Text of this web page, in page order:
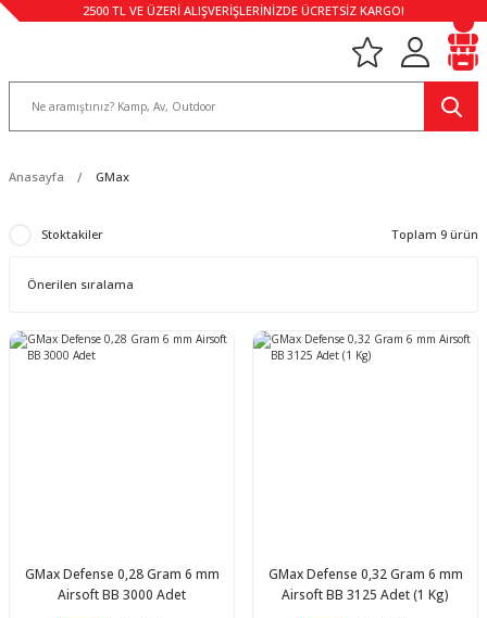
2500 TL VE ÜZERİ ALIŞVERİŞLERİNİZDE ÜCRETSİZ KARGO!
Anasayfa GMax
Stoktakiler Toplam 9 ürün
GMax Defense 0,28 Gram 6 mm
Airsoft BB 3000 Adet
GMax Defense 0,32 Gram 6 mm
Airsoft BB 3125 Adet (1 Kg)